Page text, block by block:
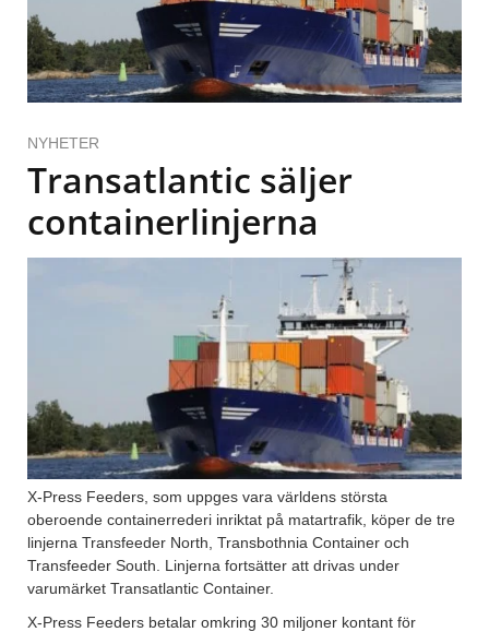
NYHETER
Transatlantic säljer
containerlinjerna
X-Press Feeders, som uppges vara världens största
oberoende containerrederi inriktat på matartrafik, köper de tre
linjerna Transfeeder North, Transbothnia Container och
Transfeeder South. Linjerna fortsätter att drivas under
varumärket Transatlantic Container.
X-Press Feeders betalar omkring 30 miljoner kontant för